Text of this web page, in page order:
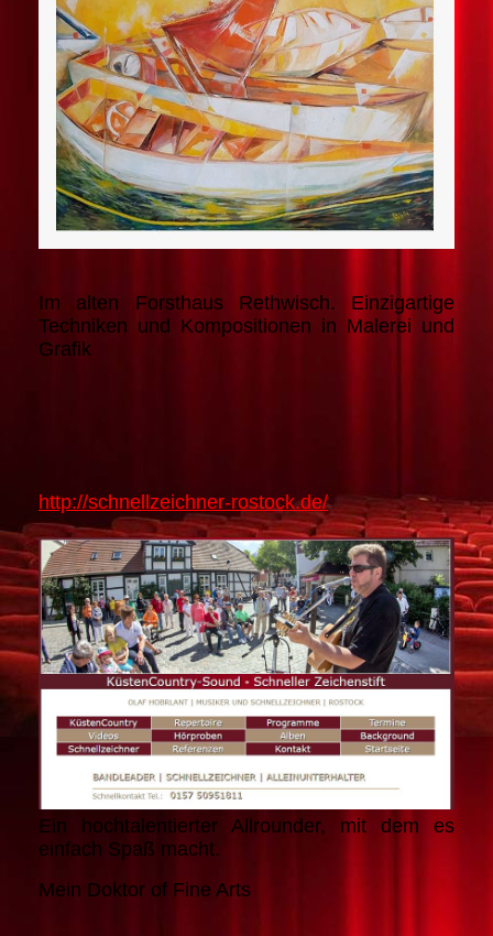
Im alten Forsthaus Rethwisch. Einzigartige
Techniken und Kompositionen in Malerei und
Grafik
http://schnellzeichner-rostock.de/
Ein hochtalentierter Allrounder, mit dem es
einfach Spaß macht.
Mein Doktor of Fine Arts